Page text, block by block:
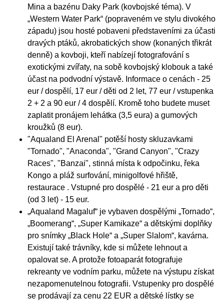
Mina a bazénu Daky Park (kovbojské téma). V
„Western Water Park“ (popraveném ve stylu divokého
západu) jsou hosté pobaveni představeními za účasti
dravých ptáků, akrobatických show (konaných třikrát
denně) a kovboji, kteří nabízejí fotografování s
exotickými zvířaty, na sobě kovbojský klobouk a také
účast na podvodní výstavě. Informace o cenách - 25
eur / dospělí, 17 eur / děti od 2 let, 77 eur / vstupenka
2 + 2 a 90 eur / 4 dospělí. Kromě toho budete muset
zaplatit pronájem lehátka (3,5 eura) a gumových
kroužků (8 eur).
"Aqualand El Arenal" potěší hosty skluzavkami
"Tornado", "Anaconda", "Grand Canyon", "Crazy
Races", "Banzai", stinná místa k odpočinku, řeka
Kongo a pláž surfování, minigolfové hřiště,
restaurace . Vstupné pro dospělé - 21 eur a pro děti
(od 3 let) - 15 eur.
„Aqualand Magaluf“ je vybaven dospělými „Tornado“,
„Boomerang“, „Super Kamikaze“ a dětskými doplňky
pro snímky „Black Hole“ a „Super Slalom“, kavárna.
Existují také trávníky, kde si můžete lehnout a
opalovat se. A protože fotoaparát fotografuje
rekreanty ve vodním parku, můžete na výstupu získat
nezapomenutelnou fotografii. Vstupenky pro dospělé
se prodávají za cenu 22 EUR a dětské lístky se